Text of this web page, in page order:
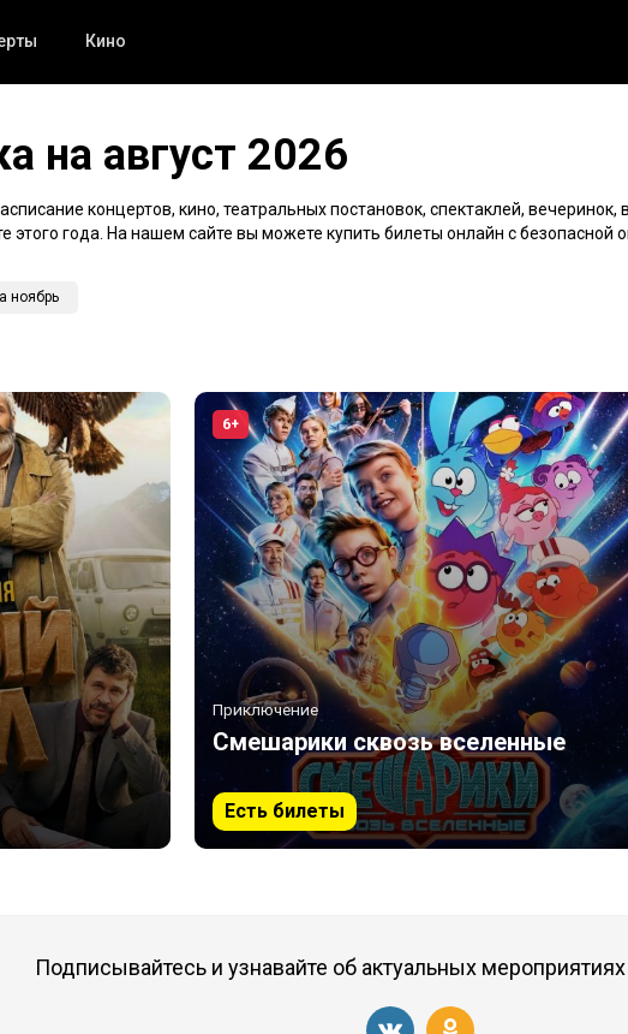
Кино
на август 2026
концертов, кино, театральных постановок, спектаклей,
этого года. На нашем сайте вы можете купить билеты онлайн с
ноябрь
6+
Приключение
Смешарики сквозь вселенные
Есть билеты
Подписывайтесь и узнавайте об актуальных